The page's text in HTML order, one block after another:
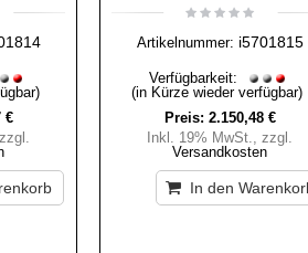
€
zzgl.
Artikelnummer: i5701815
Verfügbarkeit:
(in Kürze wieder verfügbar)
Preis: 2.150,48 €
Inkl. 19% MwSt.,zzgl.
Versandkosten
In den